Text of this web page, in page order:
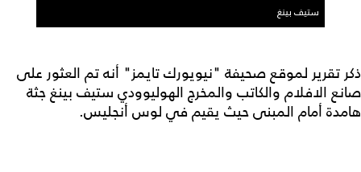
ستيف بينغ
ذكر تقرير لموقع صحيفة "نيويورك تايمز" أنه تم العثور على
صانع الافلام والكاتب والمخرج الهوليوودي ستيف بينغ جثة
هامدة أمام المبنى حيث يقيم في لوس أنجليس.